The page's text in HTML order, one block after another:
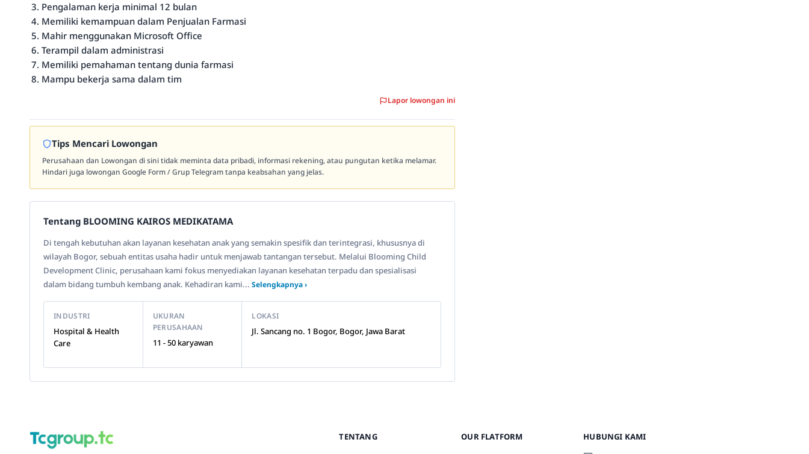
Pengalaman kerja minimal 12 bulan
Memiliki kemampuan dalam Penjualan Farmasi
Mahir menggunakan Microsoft Office
Terampil dalam administrasi
Memiliki pemahaman tentang dunia farmasi
Mampu bekerja sama dalam tim
Lapor lowongan ini
Tips Mencari Lowongan
Perusahaan dan Lowongan di sini tidak meminta data pribadi, informasi rekening, atau pungutan ketika melamar.
Hindari juga lowongan Google Form / Grup Telegram tanpa keabsahan yang jelas.
Tentang BLOOMING KAIROS MEDIKATAMA
Di tengah kebutuhan akan layanan kesehatan anak yang semakin spesifik dan terintegrasi, khususnya di
wilayah Bogor, sebuah entitas usaha hadir untuk menjawab tantangan tersebut. Melalui Blooming Child
Development Clinic, perusahaan kami fokus menyediakan layanan kesehatan terpadu dan spesialisasi
dalam bidang tumbuh kembang anak. Kehadiran kami... Selengkapnya ›
INDUSTRI
Hospital & Health
Care
UKURAN
PERUSAHAAN
11 - 50 karyawan
LOKASI
Jl. Sancang no. 1 Bogor, Bogor, Jawa Barat
TENTANG
OUR FLATFORM
HUBUNGI KAMI